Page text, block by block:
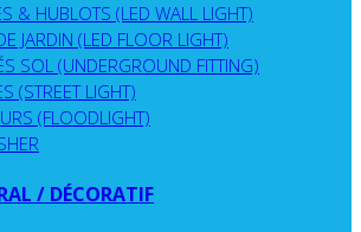
& HUBLOTS (LED WALL LIGHT)
JARDIN (LED FLOOR LIGHT)
SOL (UNDERGROUND FITTING)
(STREET LIGHT)
(FLOODLIGHT)
/ DÉCORATIF